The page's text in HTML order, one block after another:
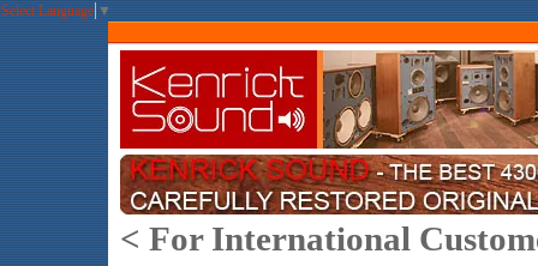
Select Language ▼
< For International